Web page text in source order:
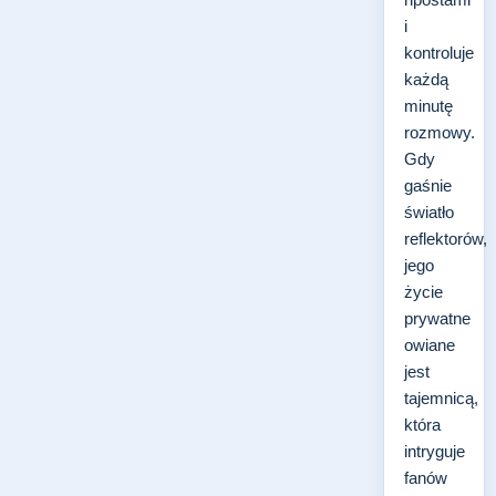
i
kontroluje
każdą
minutę
rozmowy.
Gdy
gaśnie
światło
reflektorów,
jego
życie
prywatne
owiane
jest
tajemnicą,
która
intryguje
fanów